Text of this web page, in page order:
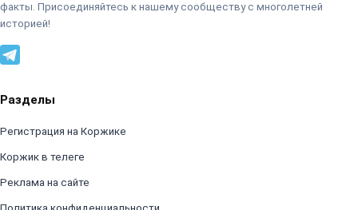
факты. Присоединяйтесь к нашему сообществу с многолетней
историей!
Разделы
Регистрация на Коржике
Коржик в телеге
Реклама на сайте